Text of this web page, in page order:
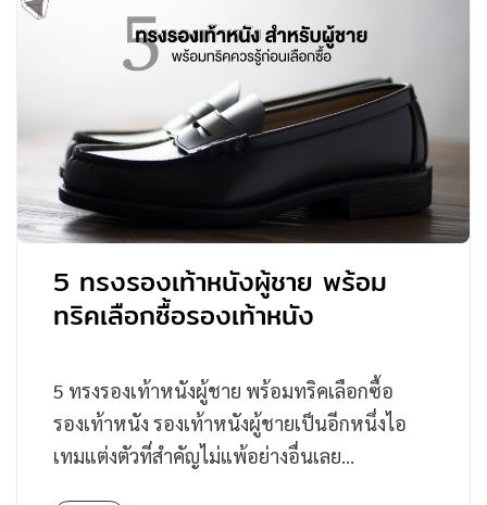
5 ทรงรองเท้าหนังผู้ชาย พร้อม
ทริคเลือกซื้อรองเท้าหนัง
5 ทรงรองเท้าหนังผู้ชาย พร้อมทริคเลือกซื้อ
รองเท้าหนัง รองเท้าหนังผู้ชายเป็นอีกหนึ่งไอ
เทมแต่งตัวที่สำคัญไม่แพ้อย่างอื่นเลย…